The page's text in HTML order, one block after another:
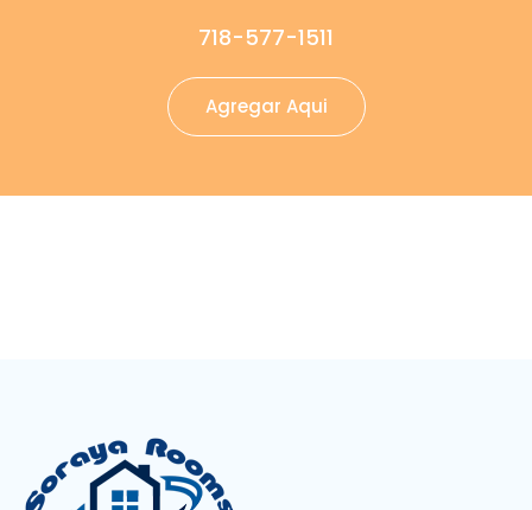
718-577-1511
Agregar Aqui